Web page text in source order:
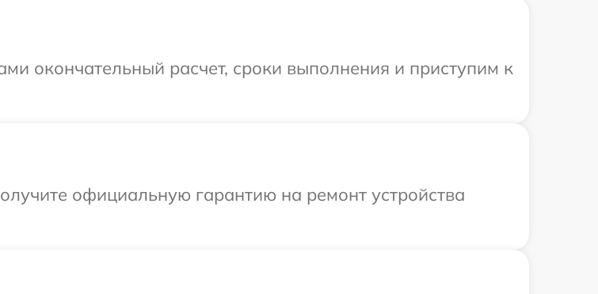
окончательный расчет, сроки выполнения и приступим к
официальную гарантию на ремонт устройства